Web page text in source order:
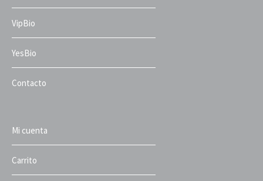
VipBio
YesBio
Contacto
Mi cuenta
Carrito